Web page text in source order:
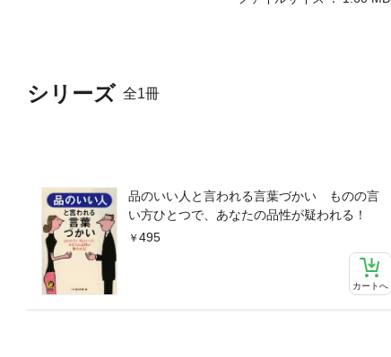
シリーズ 全1冊
品のいい人と言われる言葉づかい ものの言
い方ひとつで、あなたの品性が疑われる！
495
カートへ